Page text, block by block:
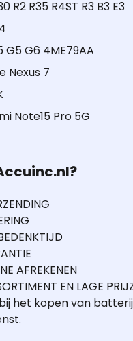
R2 R35 R4ST R3 B3 E3
G5 G6 4ME79AA
Nexus 7
Note15 Pro 5G
AFREKENEN
EN LAGE
het kopen van